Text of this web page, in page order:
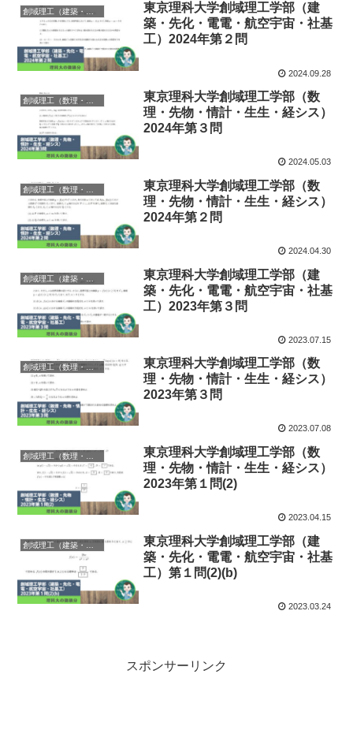
創域理工（建築・先化・電電・航空宇宙・社基工）
東京理科大学創域理工学部（建
築・先化・電電・航空宇宙・社基
工）2024年第２問
2024.09.28
東京理科大学創域理工学部（数
理・先物・情計・生生・経シス）
2024年第３問
2024.05.03
東京理科大学創域理工学部（数
理・先物・情計・生生・経シス）
2024年第２問
2024.04.30
東京理科大学創域理工学部（建
築・先化・電電・航空宇宙・社基
工）2023年第３問
2023.07.15
創域理工（数理・先物・情計・生生・経シス）
東京理科大学創域理工学部（数
理・先物・情計・生生・経シス）
2023年第３問
2023.07.08
東京理科大学創域理工学部（数
理・先物・情計・生生・経シス）
2023年第１問(2)
2023.04.15
東京理科大学創域理工学部（建
築・先化・電電・航空宇宙・社基
工）第１問(2)(b)
2023.03.24
スポンサーリンク